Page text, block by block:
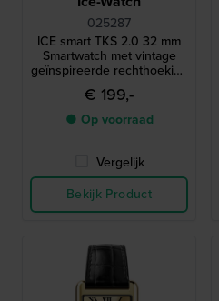
025287
ICE smart TKS 2.0 32 mm
Smartwatch met vintage
geïnspireerde rechthoekige
kast en 1,41" Amoled
touchscreen
€ 199,-
● Op voorraad
Vergelijk
Bekijk Product